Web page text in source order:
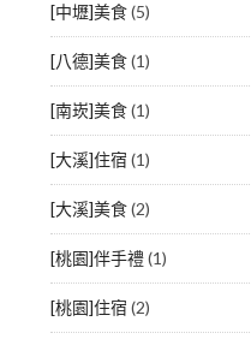
[中壢]美食(5)
[八德]美食(1)
[南崁]美食(1)
[大溪]住宿 (1)
[大溪]美食(2)
[桃園]伴手禮(1)
[桃園]住宿 (2)